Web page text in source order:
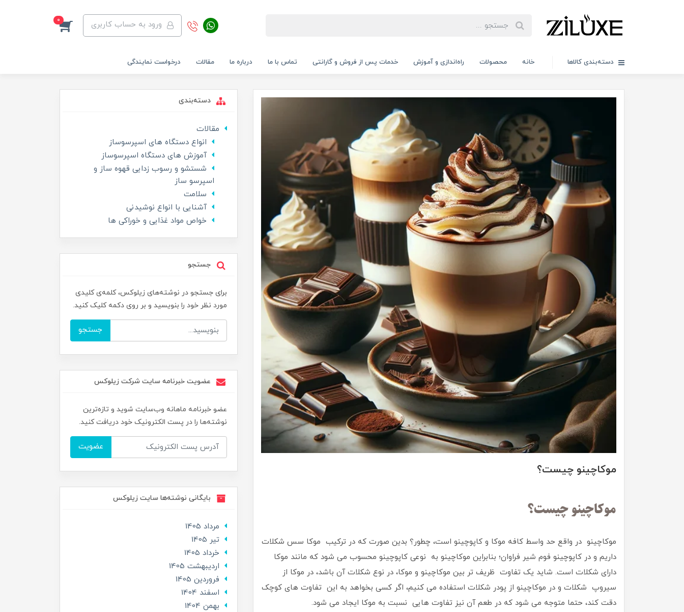
ورود به حساب کاربری 0
دسته‌بندی کالاها خانه محصولات راه‌اندازی و آموزش خدمات پس از فروش و گارانتی تماس با ما درباره ما مقالات درخواست نمایندگی
موکاچینو چیست؟
موکاچینو چیست؟
موکاچینو در واقع حد واسط کافه موکا و کاپوچینو است، چطور؟ بدین صورت که در ترکیب موکا سس شکلات
داریم و در کاپوچینو فوم شیر فراوان؛ بنابراین موکاچینو به نوعی کاپوچینو محسوب می شود که مانند موکا
دارای شکلات است. شاید یک تفاوت ظریف تر بین موکاچینو و موکا، در نوع شکلات آن باشد، در موکا از
سیروپ شکلات و در موکاچینو از پودر شکلات استفاده می کنیم، اگر کسی بخواهد به این تفاوت های کوچک
دقت کند، حتما متوجه می شود که در طعم آن نیز تفاوت هایی نسبت به موکا ایجاد می شود.
دسته‌بندی
مقالات
انواع دستگاه های اسپرسوساز
آموزش های دستگاه اسپرسوساز
شستشو و رسوب زدایی قهوه ساز و
اسپرسو ساز
سلامت
آشنایی با انواع نوشیدنی
خواص مواد غذایی و خوراکی ها
جستجو
برای جستجو در نوشته‌های زیلوکس، کلمه‌ی کلیدی
مورد نظر خود را بنویسید و بر روی دکمه کلیک کنید.
جستجو
عضویت خبرنامه سایت شرکت زیلوکس
عضو خبرنامه ماهانه وب‌سایت شوید و تازه‌ترین
نوشته‌ها را در پست الکترونیک خود دریافت کنید.
عضویت
بایگانی نوشته‌ها سایت زیلوکس
مرداد 1405
تير 1405
خرداد 1405
ارديبهشت 1405
فروردین 1405
اسفند 1404
بهمن 1404